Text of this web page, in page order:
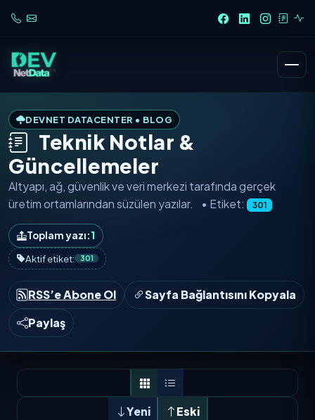
DEVNET DATACENTER • BLOG
Teknik Notlar &
Güncellemeler
Altyapı, ağ, güvenlik ve veri merkezi tarafında gerçek
üretim ortamlarından süzülen yazılar. • Etiket: 301
Toplam yazı:1
Aktif etiket:
301
RSS’e Abone Ol
Sayfa Bağlantısını Kopyala
Paylaş
Yeni Eski